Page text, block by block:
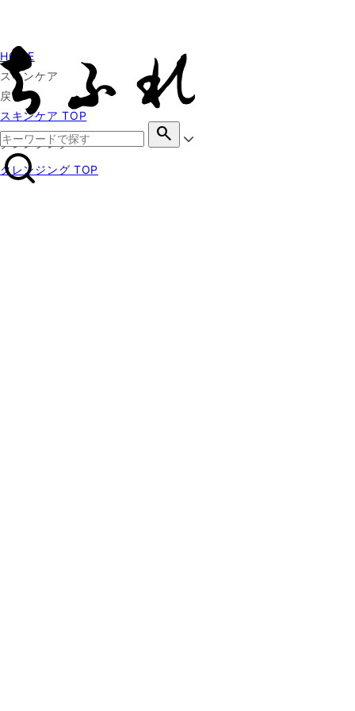
search
HOME
スキンケア
戻る
スキンケア TOP
クレンジング
クレンジング TOP